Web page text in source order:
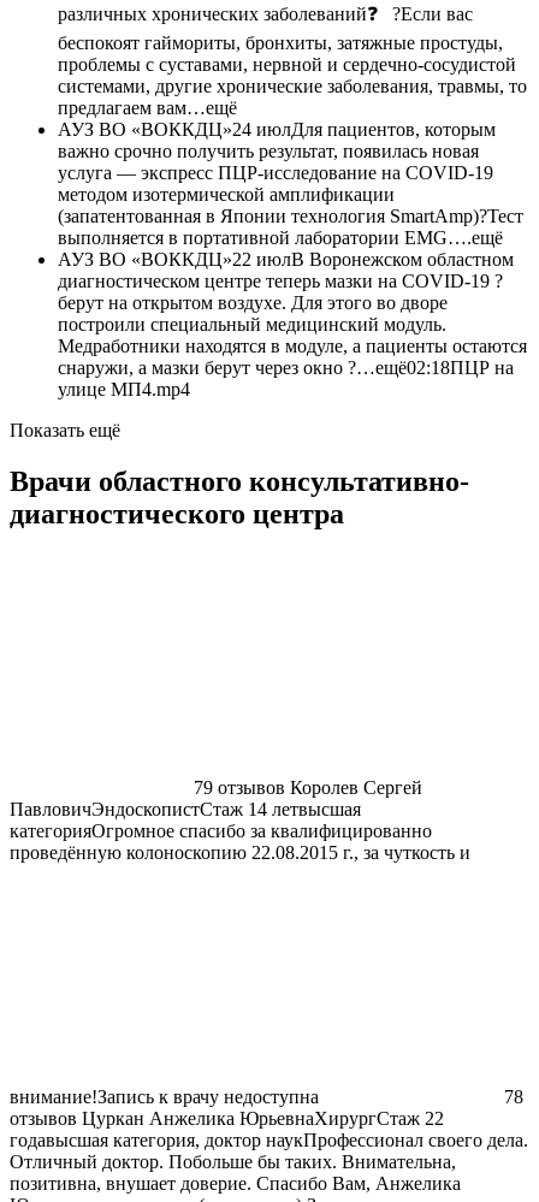
различных хронических заболеваний❓⠀?Если вас
беспокоят гаймориты, бронхиты, затяжные простуды,
проблемы с суставами, нервной и сердечно-сосудистой
системами, другие хронические заболевания, травмы, то
предлагаем вам…ещё
АУЗ ВО «ВОККДЦ»24 июлДля пациентов, которым
важно срочно получить результат, появилась новая
услуга — экспресс ПЦР-исследование на COVID-19
методом изотермической амплификации
(запатентованная в Японии технология SmartAmp)?Тест
выполняется в портативной лаборатории EMG….ещё
АУЗ ВО «ВОККДЦ»22 июлВ Воронежском областном
диагностическом центре теперь мазки на COVID-19 ?
берут на открытом воздухе. Для этого во дворе
построили специальный медицинский модуль.
Медработники находятся в модуле, а пациенты остаются
снаружи, а мазки берут через окно ?…ещё02:18ПЦР на
улице МП4.mp4
Показать ещё
Врачи областного консультативно-
диагностического центра
79 отзывов Королев Сергей
ПавловичЭндоскопистСтаж 14 летвысшая
категорияОгромное спасибо за квалифицированно
проведённую колоноскопию 22.08.2015 г., за чуткость и
внимание!Запись к врачу недоступна
78
отзывов Цуркан Анжелика ЮрьевнаХирургСтаж 22
годавысшая категория, доктор наукПрофессионал своего дела.
Отличный доктор. Побольше бы таких. Внимательна,
позитивна, внушает доверие. Спасибо Вам, Анжелика